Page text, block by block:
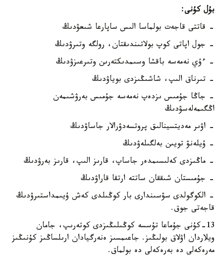
بۇل كۇنى:
- قاتتى قاجەت بولماسا الىس ساپارعا شىعۋدىڭ
- جول اپاتى كوپ بولاتىندىقتان، رولگە وتىرۋدىڭ
- ءۇي نەمەسە باقشا وسىمدىكتەرىن وتىرعىزۋدىڭ
- تىرناق الىپ، شاشىڭىزدى بوياۋدىڭ
- جاڭا جۇمىس ىزدەپ نەمەسە جۇمىس بەرۋشىمەن
اڭگىمەلەسۋدىڭ
- اۋىر مەديتسينالىق پروتسەدۋرالار جاساۋدىڭ
- ۇيلەنۋ تويىن بەلگىلەۋدىڭ
- ماڭىزدى كەلىسىمدەر جاساپ، قارىز الىپ، قارىز بەرۋدىڭ
- جۇمىستان شىققان ساتتە ارتقا قاراۋدىڭ
- الكوگولدى سۋسىندارى بار كوڭىلدى كەش ۇيىمداستىرۋدىڭ
قاجەتى جوق.
13-كۇنى جۇماعا تۇسسە كوڭىلىڭىزدى كوتەرىپ، جامان
ويلاردان اۋلاق بولىڭىز. جاعىمسىز ەنەرگيادان ارىلساڭىز كۇنىڭىز
مەرەكەلى دە بەرەكەلى دە بولماق.